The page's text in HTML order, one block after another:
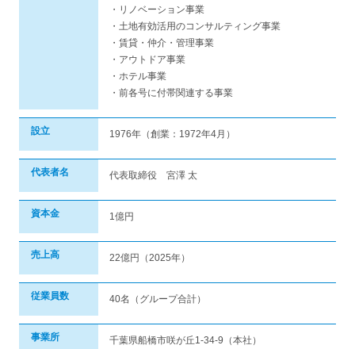
・リノベーション事業
・土地有効活用のコンサルティング事業
・賃貸・仲介・管理事業
・アウトドア事業
・ホテル事業
・前各号に付帯関連する事業
設立 1976年（創業：1972年4月）
代表者名 代表取締役 宮澤 太
資本金 1億円
売上高 22億円（2025年）
従業員数 40名（グループ合計）
事業所
千葉県船橋市咲が丘1-34-9（本社）